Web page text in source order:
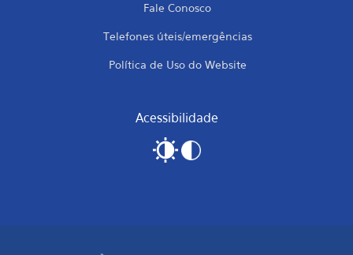
Fale Conosco
Telefones úteis/emergências
Política de Uso do Website
Acessibilidade